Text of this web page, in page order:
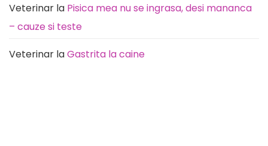
Veterinar la Pisica mea nu se ingrasa, desi mananca
– cauze si teste
Veterinar laGastrita la caine